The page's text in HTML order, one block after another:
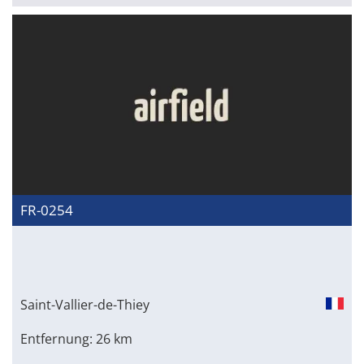
FR-0254
Saint-Vallier-de-Thiey
Entfernung: 26 km